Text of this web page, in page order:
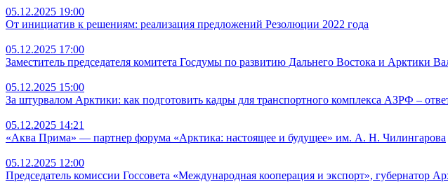
05.12.2025 19:00
От инициатив к решениям: реализация предложений Резолюции 2022 года
05.12.2025 17:00
Заместитель председателя комитета Госдумы по развитию Дальнего Востока и Арктики
05.12.2025 15:00
За штурвалом Арктики: как подготовить кадры для транспортного комплекса АЗРФ –
05.12.2025 14:21
«Аква Прима» — партнер форума «Арктика: настоящее и будущее» им. А. Н. Чилингарова
05.12.2025 12:00
Председатель комиссии Госсовета «Международная кооперация и экспорт», губернатор